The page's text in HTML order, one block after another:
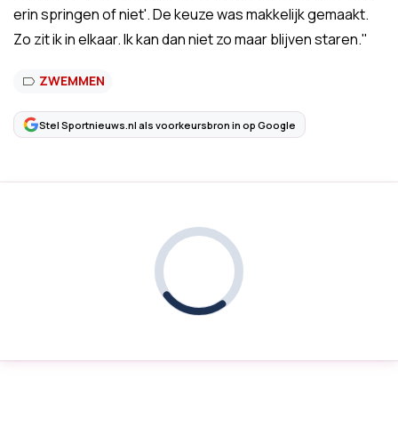
erin springen of niet'. De keuze was makkelijk gemaakt.
Zo zit ik in elkaar. Ik kan dan niet zo maar blijven staren."
ZWEMMEN
Stel Sportnieuws.nl als voorkeursbron in op Google